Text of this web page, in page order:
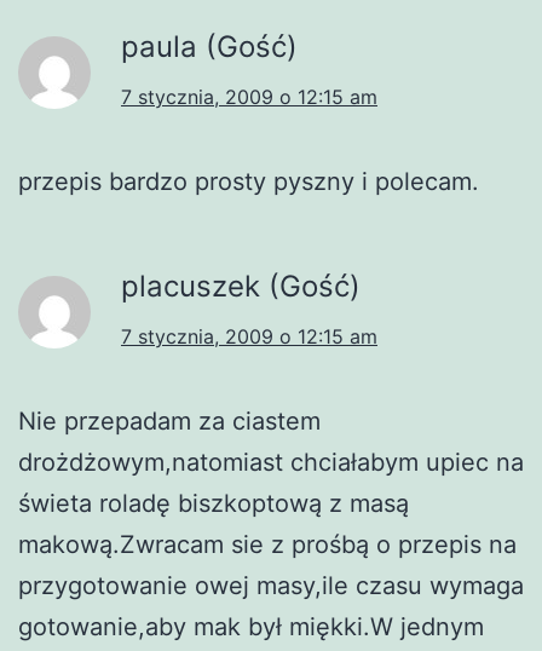
paula (Gość)
7 stycznia, 2009 o 12:15 am
przepis bardzo prosty pyszny i polecam.
placuszek (Gość)
7 stycznia, 2009 o 12:15 am
Nie przepadam za ciastem
drożdżowym,natomiast chciałabym upiec na
świeta roladę biszkoptową z masą
makową.Zwracam sie z prośbą o przepis na
przygotowanie owej masy,ile czasu wymaga
gotowanie,aby mak był miękki.W jednym